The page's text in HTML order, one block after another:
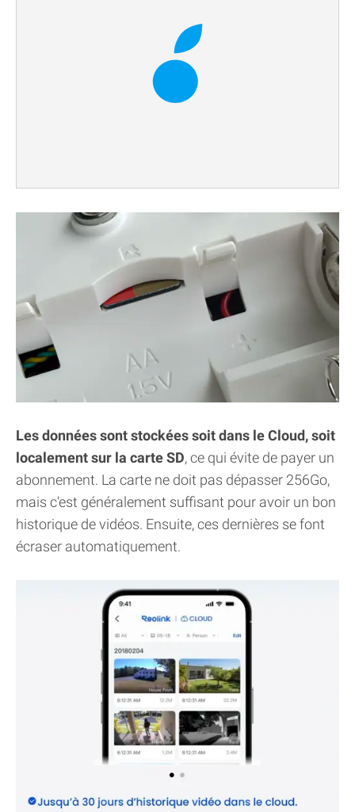
Les données sont stockées soit dans le Cloud, soit
localement sur la carte SD, ce qui évite de payer un
abonnement. La carte ne doit pas dépasser 256Go,
mais c'est généralement suffisant pour avoir un bon
historique de vidéos. Ensuite, ces dernières se font
écraser automatiquement.